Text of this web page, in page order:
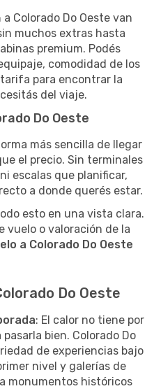
Colorado Do Oeste van
muchos extras hasta
premium. Podés
comodidad de los
para encontrar la
del viaje.
Do Oeste
más sencilla de llegar
el precio. Sin terminales
escalas que planificar,
a donde querés estar.
esto en una vista clara.
vuelo o valoración de la
a Colorado Do Oeste
Do Oeste
: El calor no tiene por
bien. Colorado Do
de experiencias bajo
nivel y galerías de
monumentos históricos